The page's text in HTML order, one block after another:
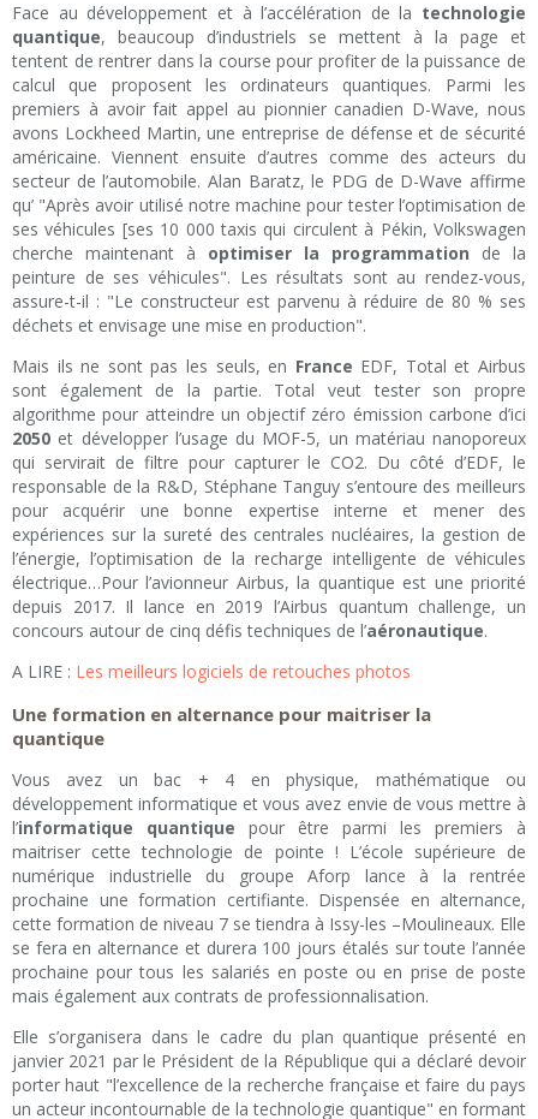
Face au développement et à l’accélération de la technologie
quantique, beaucoup d’industriels se mettent à la page et
tentent de rentrer dans la course pour profiter de la puissance de
calcul que proposent les ordinateurs quantiques. Parmi les
premiers à avoir fait appel au pionnier canadien D-Wave, nous
avons Lockheed Martin, une entreprise de défense et de sécurité
américaine. Viennent ensuite d’autres comme des acteurs du
secteur de l’automobile. Alan Baratz, le PDG de D-Wave affirme
qu’ "Après avoir utilisé notre machine pour tester l’optimisation de
ses véhicules [ses 10 000 taxis qui circulent à Pékin, Volkswagen
cherche maintenant à optimiser la programmation de la
peinture de ses véhicules". Les résultats sont au rendez-vous,
assure-t-il : "Le constructeur est parvenu à réduire de 80 % ses
déchets et envisage une mise en production".
Mais ils ne sont pas les seuls, en France EDF, Total et Airbus
sont également de la partie. Total veut tester son propre
algorithme pour atteindre un objectif zéro émission carbone d’ici
2050 et développer l’usage du MOF-5, un matériau nanoporeux
qui servirait de filtre pour capturer le CO2. Du côté d’EDF, le
responsable de la R&D, Stéphane Tanguy s’entoure des meilleurs
pour acquérir une bonne expertise interne et mener des
expériences sur la sureté des centrales nucléaires, la gestion de
l’énergie, l’optimisation de la recharge intelligente de véhicules
électrique…Pour l’avionneur Airbus, la quantique est une priorité
depuis 2017. Il lance en 2019 l’Airbus quantum challenge, un
concours autour de cinq défis techniques de l’aéronautique.
A LIRE : Les meilleurs logiciels de retouches photos
Une formation en alternance pour maitriser la
quantique
Vous avez un bac + 4 en physique, mathématique ou
développement informatique et vous avez envie de vous mettre à
l’informatique quantique pour être parmi les premiers à
maitriser cette technologie de pointe ! L’école supérieure de
numérique industrielle du groupe Aforp lance à la rentrée
prochaine une formation certifiante. Dispensée en alternance,
cette formation de niveau 7 se tiendra à Issy-les –Moulineaux. Elle
se fera en alternance et durera 100 jours étalés sur toute l’année
prochaine pour tous les salariés en poste ou en prise de poste
mais également aux contrats de professionnalisation.
Elle s’organisera dans le cadre du plan quantique présenté en
janvier 2021 par le Président de la République qui a déclaré devoir
porter haut "l’excellence de la recherche française et faire du pays
un acteur incontournable de la technologie quantique" en formant